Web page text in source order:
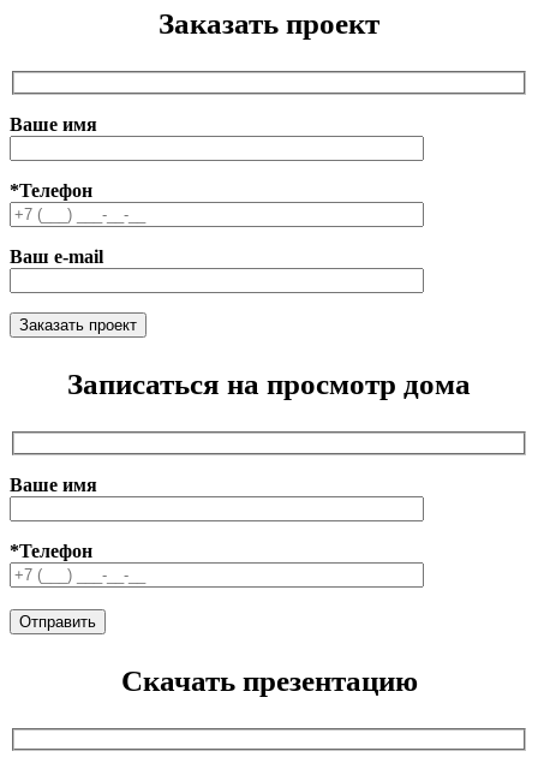
Заказать проект
Ваше имя
*Телефон
Ваш e-mail
Записаться на просмотр дома
Ваше имя
*Телефон
Скачать презентацию